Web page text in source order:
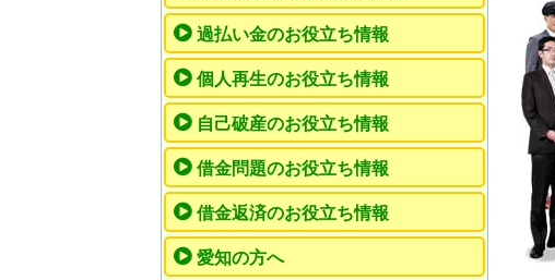
過払い金のお役立ち情報
個人再生のお役立ち情報
自己破産のお役立ち情報
借金問題のお役立ち情報
借金返済のお役立ち情報
愛知の方へ